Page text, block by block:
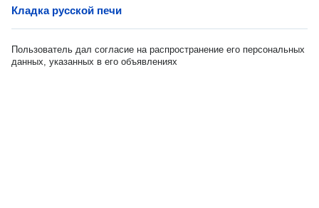
Кладка русской печи
Пользователь дал согласие на распространение его персональных
данных, указанных в его объявлениях